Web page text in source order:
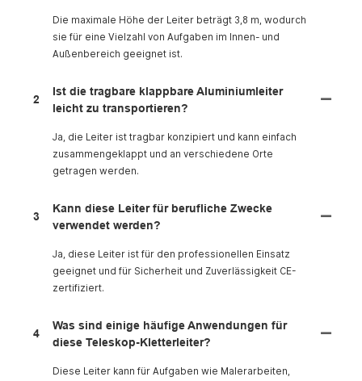
Die maximale Höhe der Leiter beträgt 3,8 m, wodurch
sie für eine Vielzahl von Aufgaben im Innen- und
Außenbereich geeignet ist.
2
Ist die tragbare klappbare Aluminiumleiter
leicht zu transportieren?
Ja, die Leiter ist tragbar konzipiert und kann einfach
zusammengeklappt und an verschiedene Orte
getragen werden.
3
Kann diese Leiter für berufliche Zwecke
verwendet werden?
Ja, diese Leiter ist für den professionellen Einsatz
geeignet und für Sicherheit und Zuverlässigkeit CE-
zertifiziert.
4
Was sind einige häufige Anwendungen für
diese Teleskop-Kletterleiter?
Diese Leiter kann für Aufgaben wie Malerarbeiten,